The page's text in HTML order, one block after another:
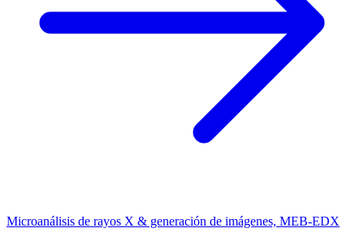
Microanálisis de rayos X & generación de imágenes, MEB-EDX